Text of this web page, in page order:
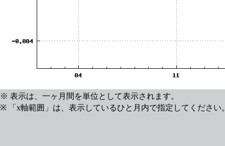
※ 表示は、一ヶ月間を単位として表示されます。
※ 「x軸範囲」は、表示しているひと月内で指定してください